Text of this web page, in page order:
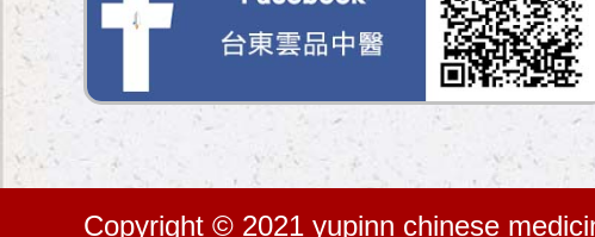
Copyright © 2021 yupinn chinese